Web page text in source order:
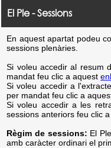
El Ple - Sessions
En aquest apartat podeu
sessions plenàries.
Si voleu accedir al resum
mandat feu clic a aquest
Si voleu accedir a
per mandat feu clic a
Si voleu accedir a les
sessions anteriors feu clic
Règim de sessions: El
amb caràcter ordinari el